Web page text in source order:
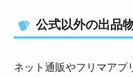
公式以外の出品
ネット通販やフリマアプ